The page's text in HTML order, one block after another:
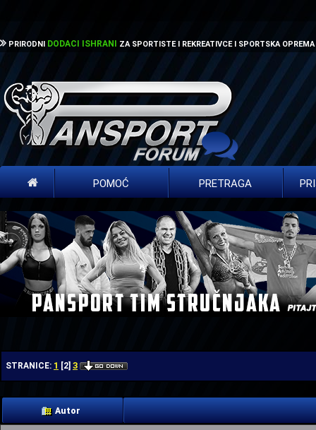
PRIRODNI DODACI ISHRANI ZA SPORTISTE I REKREATIVCE I SPORTSKA OPREMA
POMOĆ PRETRAGA
STRANICE: 1 [2] 3
Autor